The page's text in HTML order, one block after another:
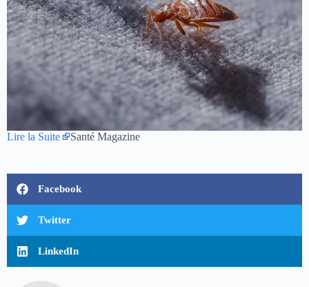
Lire la Suite Santé Magazine
Facebook
Twitter
LinkedIn